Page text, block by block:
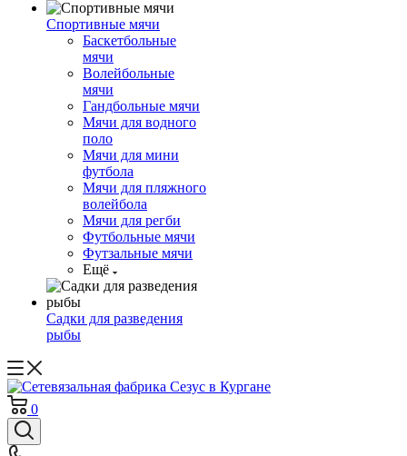
Спортивные мячи
Баскетбольные
мячи
Волейбольные
мячи
Гандбольные мячи
Мячи для водного
поло
Мячи для мини
футбола
Мячи для пляжного
волейбола
Мячи для регби
Футбольные мячи
Футзальные мячи
Ещё
Садки для разведения
рыбы
0